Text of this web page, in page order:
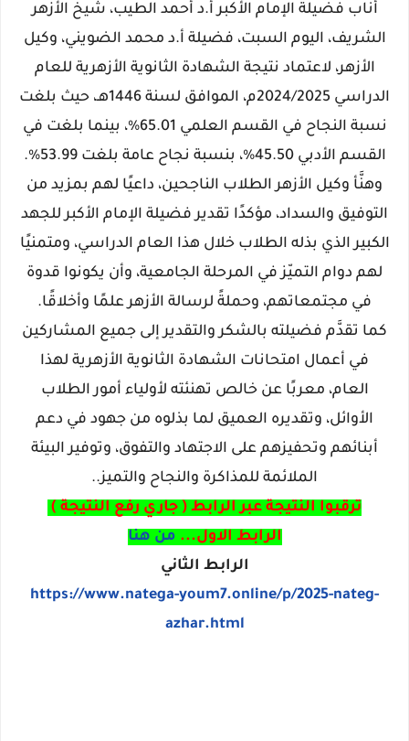
أناب فضيلة الإمام الأكبر أ.د أحمد الطيب، شيخ الأزهر
الشريف، اليوم السبت، فضيلة أ.د محمد الضويني، وكيل
الأزهر، لاعتماد نتيجة الشهادة الثانوية الأزهرية للعام
الدراسي 2024/2025م، الموافق لسنة 1446هـ، حيث بلغت
نسبة النجاح في القسم العلمي 65.01%، بينما بلغت في
القسم الأدبي 45.50%، بنسبة نجاح عامة بلغت 53.99%.
وهنَّأ وكيل الأزهر الطلاب الناجحين، داعيًا لهم بمزيد من
التوفيق والسداد، مؤكدًا تقدير فضيلة الإمام الأكبر للجهد
الكبير الذي بذله الطلاب خلال هذا العام الدراسي، ومتمنيًا
لهم دوام التميّز في المرحلة الجامعية، وأن يكونوا قدوة
في مجتمعاتهم، وحملةً لرسالة الأزهر علمًا وأخلاقًا.
كما تقدَّم فضيلته بالشكر والتقدير إلى جميع المشاركين
في أعمال امتحانات الشهادة الثانوية الأزهرية لهذا
العام، معربًا عن خالص تهنئته لأولياء أمور الطلاب
الأوائل، وتقديره العميق لما بذلوه من جهود في دعم
أبنائهم وتحفيزهم على الاجتهاد والتفوق، وتوفير البيئة
الملائمة للمذاكرة والنجاح والتميز..
ترقبوا النتيجة عبر الرابط ( جاري رفع النتيجة )
الرابط الاول... من هنا
الرابط الثاني
https://www.natega-youm7.online/p/2025-nateg-
azhar.html